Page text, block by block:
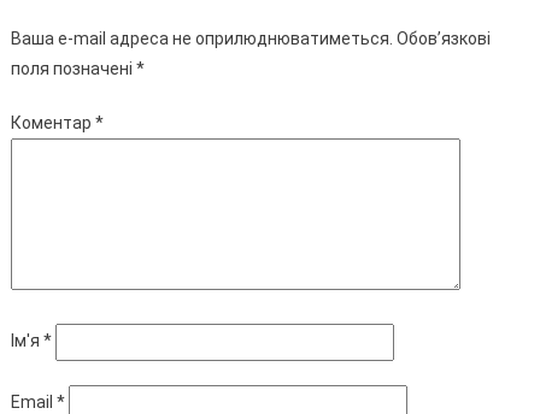
Ваша e-mail адреса не оприлюднюватиметься. Обов’язкові
поля позначені *
Коментар *
Ім'я *
Email *